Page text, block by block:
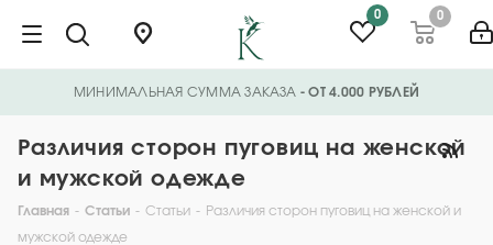
0 0
МИНИМАЛЬНАЯ СУММА ЗАКАЗА - ОТ 4.000 РУБЛЕЙ
Различия сторон пуговиц на женской
и мужской одежде
Главная - Статьи - Статьи - Различия сторон пуговиц на женской и
мужской одежде